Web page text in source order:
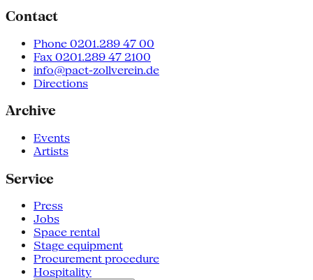
Contact
Phone 0201.289 47 00
Fax 0201.289 47 2100
info@pact-zollverein.de
Directions
Archive
Events
Artists
Service
Press
Jobs
Space rental
Stage equipment
Procurement procedure
Hospitality